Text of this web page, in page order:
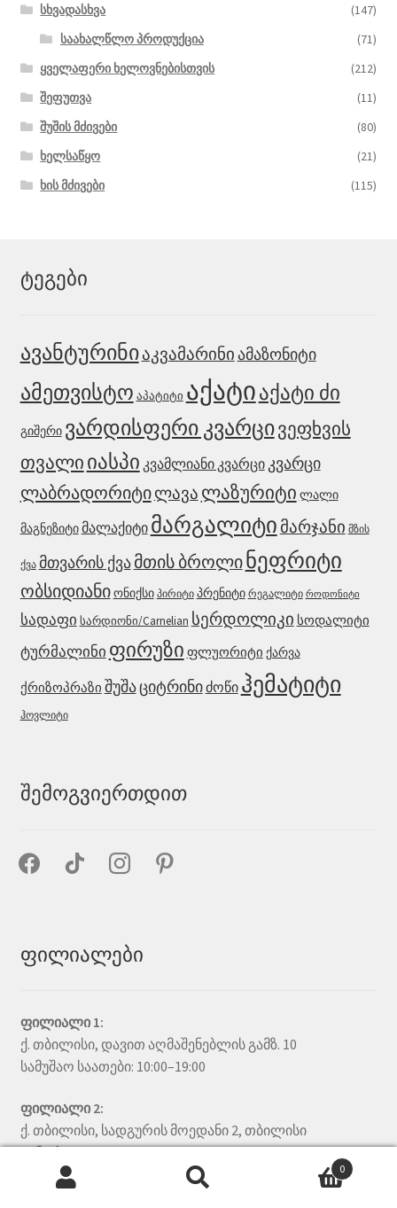
სხვადასხვა
(147)
საახალწლო პროდუქცია
(71)
ყველაფერი ხელოვნებისთვის
(212)
შეფუთვა
(11)
შუშის მძივები
(80)
ხელსაწყო
(21)
ხის მძივები
(115)
ტეგები
ავანტურინიაკვამარინი ამაზონიტი
ამეთვისტო აპატიტი აქატიაქატი ძი
გიშერი ვარდისფერი კვარცივეფხვის
თვალიიასპი კვამლიანი კვარცი კვარცი
ლაბრადორიტილავა ლაზურიტი ლალი
მაგნეზიტიმალაქიტი მარგალიტი მარჯანი მზის
ქვა მთვარის ქვამთის ბროლინეფრიტი
ობსიდიანიონიქსი პირიტი პრენიტი რეგალიტი როდონიტი
სადაფი სარდიონი/Carnelian სერდოლიკი სოდალიტი
ტურმალინი ფირუზი ფლუორიტი ქარვა
ქრიზოპრაზი შუშაციტრინიძოწი ჰემატიტი
ჰოვლიტი
შემოგვიერთდით
facebook tiktok instagrampinterest
ფილიალები
ფილიალი 1:
ქ. თბილისი, დავით აღმაშენებლის გამზ. 10
სამუშაო საათები: 10:00–19:00
ფილიალი 2:
ქ. თბილისი, სადგურის მოედანი 2, თბილისი
ცენტრალი
სამუშაო საათები: 10:00–19:00
0